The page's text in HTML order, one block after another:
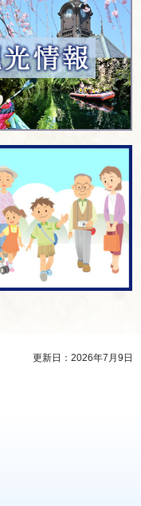
更新日：2026年7月9日